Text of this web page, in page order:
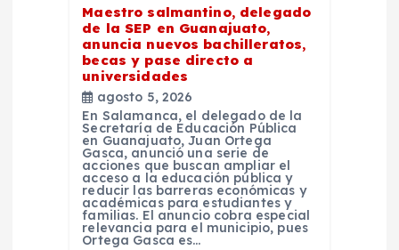
Maestro salmantino, delegado
de la SEP en Guanajuato,
anuncia nuevos bachilleratos,
becas y pase directo a
universidades
agosto 5, 2026
En Salamanca, el delegado de la
Secretaría de Educación Pública
en Guanajuato, Juan Ortega
Gasca, anunció una serie de
acciones que buscan ampliar el
acceso a la educación pública y
reducir las barreras económicas y
académicas para estudiantes y
familias. El anuncio cobra especial
relevancia para el municipio, pues
Ortega Gasca es…